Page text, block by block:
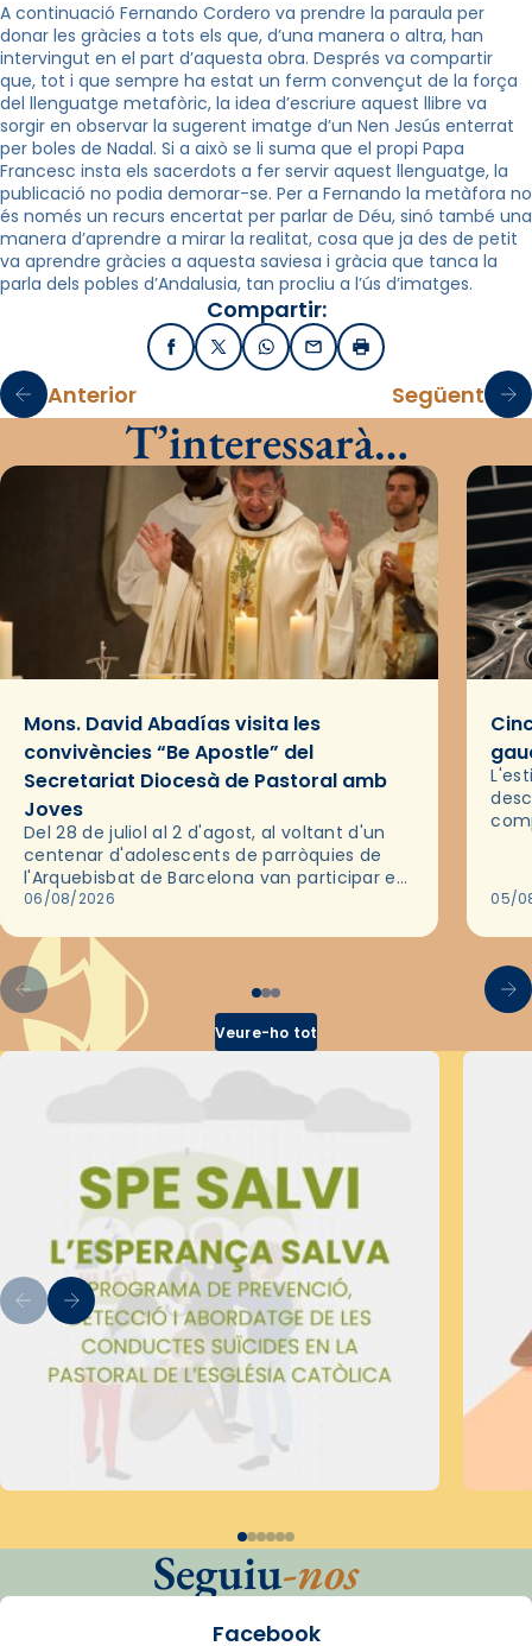
A continuació Fernando Cordero va prendre la paraula per
donar les gràcies a tots els que, d’una manera o altra, han
intervingut en el part d’aquesta obra. Després va compartir
que, tot i que sempre ha estat un ferm convençut de la força
del llenguatge metafòric, la idea d’escriure aquest llibre va
sorgir en observar la sugerent imatge d’un Nen Jesús enterrat
per boles de Nadal. Si a això se li suma que el propi Papa
Francesc insta els sacerdots a fer servir aquest llenguatge, la
publicació no podia demorar-se. Per a Fernando la metàfora no
és només un recurs encertat per parlar de Déu, sinó també una
manera d’aprendre a mirar la realitat, cosa que ja des de petit
va aprendre gràcies a aquesta saviesa i gràcia que tanca la
parla dels pobles d’Andalusia, tan procliu a l’ús d’imatges.
Compartir:
FacebookX / TwitterWhatsApp
EmailImprimir
Anterior Següent
T’interessarà…
Mons. David Abadías visita les
convivències “Be Apostle” del
Secretariat Diocesà de Pastoral amb
Joves
Del 28 de juliol al 2 d'agost, al voltant d'un
centenar d'adolescents de parròquies de
l'Arquebisbat de Barcelona van participar en
les convivències Be Apostle, organitzades
06/08/2026 05/
Veure-ho tot
Seguiu-nos
Facebook